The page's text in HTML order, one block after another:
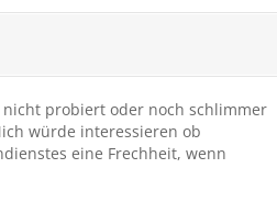
nicht probiert oder noch schlimmer
würde interessieren ob
eine Frechheit, wenn